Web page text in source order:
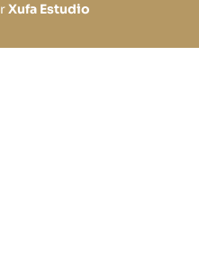
Xufa Estudio